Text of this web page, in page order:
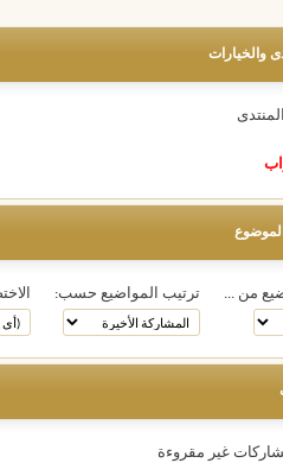
والخيارات
من ... ترتيب المواضيع حسب:
غير مقروءة